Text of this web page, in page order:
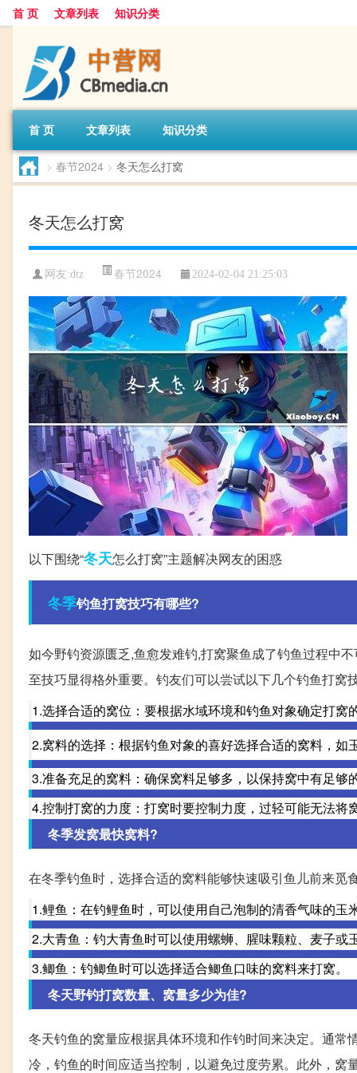
首 页 文章列表 知识分类
首 页 文章列表 知识分类
> 春节2024 > 冬天怎么打窝
冬天怎么打窝
网友:dtz 春节2024 2024-02-04 21:25:03
以下围绕“冬天怎么打窝”主题解决网友的困惑
冬季钓鱼打窝技巧有哪些?
如今野钓资源匮乏,鱼愈发难钓,打窝聚鱼成了钓鱼过程中
至技巧显得格外重要。钓友们可以尝试以下几个钓鱼打窝
1.选择合适的窝位：要根据水域环境和钓鱼对象确定打
2.窝料的选择：根据钓鱼对象的喜好选择合适的窝料，
3.准备充足的窝料：确保窝料足够多，以保持窝中有足够
4.控制打窝的力度：打窝时要控制力度，过轻可能无法
冬季发窝最快窝料?
在冬季钓鱼时，选择合适的窝料能够快速吸引鱼儿前来觅
1.鲤鱼：在钓鲤鱼时，可以使用自己泡制的清香气味的玉
2.大青鱼：钓大青鱼时可以使用螺蛳、腥味颗粒、麦子或
3.鲫鱼：钓鲫鱼时可以选择适合鲫鱼口味的窝料来打窝。
冬天野钓打窝数量、窝量多少为佳?
冬天钓鱼的窝量应根据具体环境和作钓时间来决定。通
冷，钓鱼的时间应适当控制，以避免过度劳累。此外，